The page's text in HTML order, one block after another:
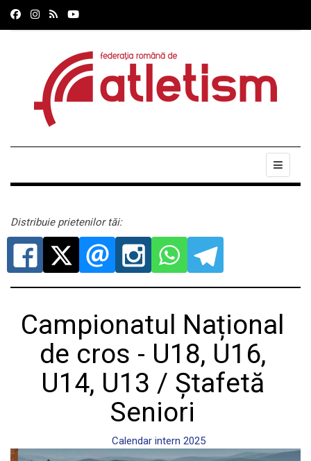
Distribuie prietenilor tăi:
Campionatul Național
de cros - U18, U16,
U14, U13 / Ștafetă
Seniori
Calendar intern 2025